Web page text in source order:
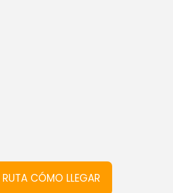
RUTA CÓMO LLEGAR